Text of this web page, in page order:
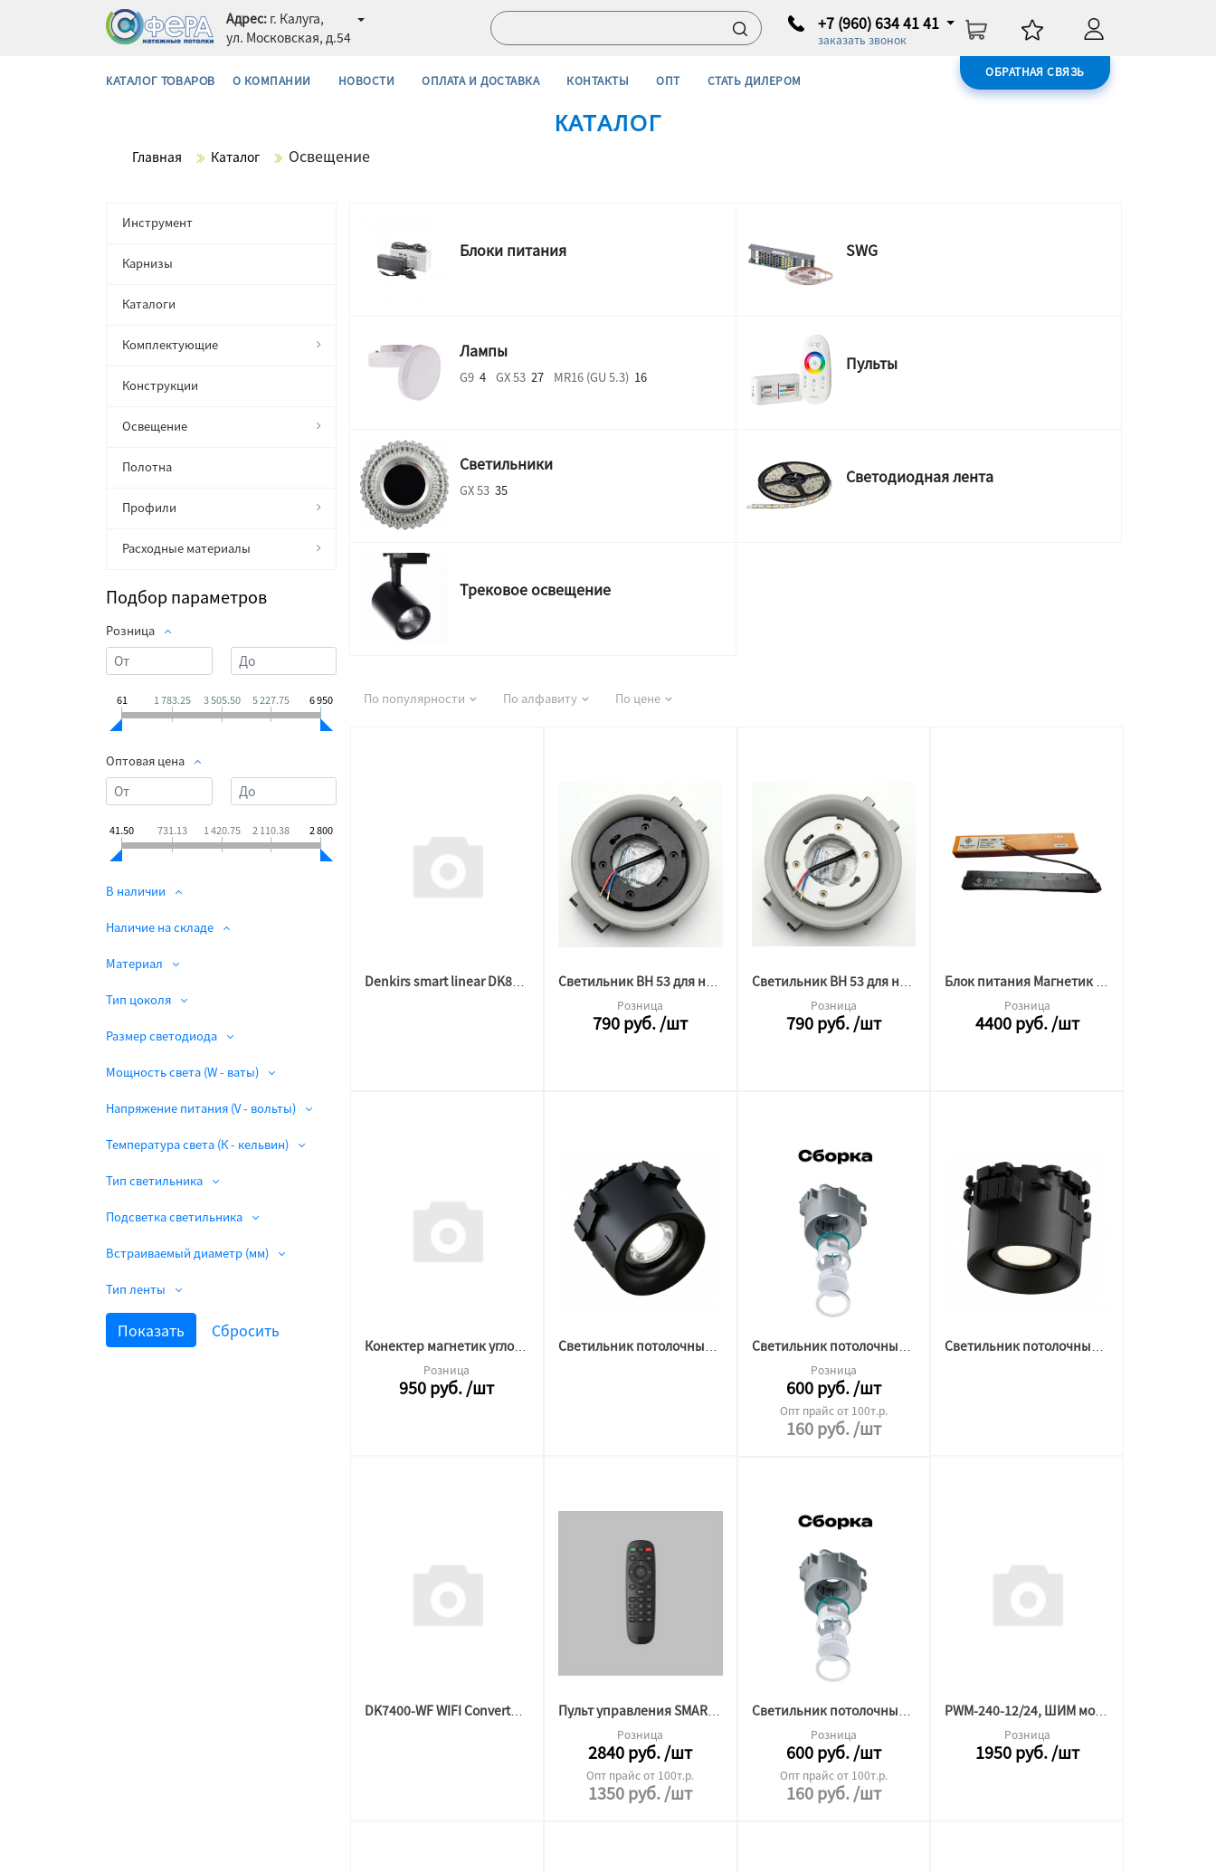
Адрес: г. Калуга,
ул. Московская, д.54
+7 (960) 634 41 41
заказать звонок
ОБРАТНАЯ СВЯЗЬ
КАТАЛОГ ТОВАРОВ О КОМПАНИИ НОВОСТИ ОПЛАТА И ДОСТАВКА КОНТАКТЫ ОПТ СТАТЬ ДИЛЕРОМ
КАТАЛОГ
Главная Каталог Освещение
Инструмент
Карнизы
Каталоги
Комплектующие
Конструкции
Освещение
Полотна
Профили
Расходные материалы
Подбор параметров
Розница
61 1 783.25 3 505.50 5 227.75 6 950
Оптовая цена
41.50 731.13 1 420.75 2 110.38 2 800
В наличии
Наличие на складе
Материал
Тип цоколя
Размер светодиода
Мощность света (W - ваты)
Напряжение питания (V - вольты)
Температура света (К - кельвин)
Тип светильника
Подсветка светильника
Встраиваемый диаметр (мм)
Тип ленты
Блоки питания SWG
Лампы
G9 4 GX 53 27 MR16 (GU 5.3) 16
Пульты
Светильники
GX 53 35
Светодиодная лента
Трековое освещение
По популярности По алфавиту По цене
Розница
790руб./шт
Розница
790руб./шт
Розница
4400 руб. /шт
Конектер магнетик угловой гибкий Белый
Розница
950руб./шт
Розница
600руб./шт
Опт прайс от 100т.р.
160руб./шт
DK7400-WF WIFI Converter SMART димер Пульт управления SMART DIM 220V магнетик Черный
Розница
2840руб./шт
Опт прайс от 100т.р.
1350руб./шт
Светильник потолочный BH10 БЕЛЫЙ, под лампу gu10 ORB (CS)
Розница
600руб./шт
Опт прайс от 100т.р.
160руб./шт
PWM-240-12/24, ШИМ модуль, мах.240Вт, 12.24В, 10А
Розница
1950 руб. /шт